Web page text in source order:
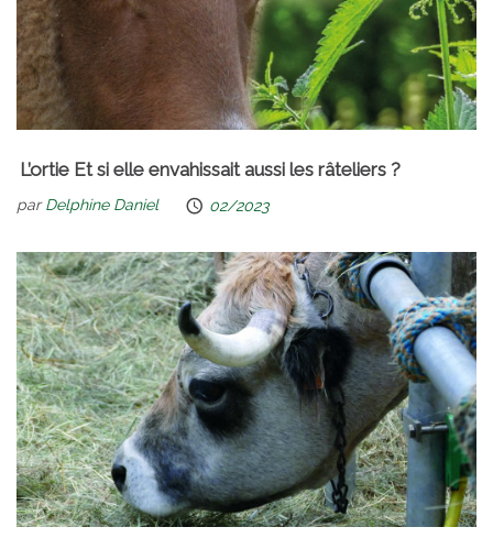
L’ortie Et si elle envahissait aussi les râteliers ?
parDelphine Daniel 02/2023